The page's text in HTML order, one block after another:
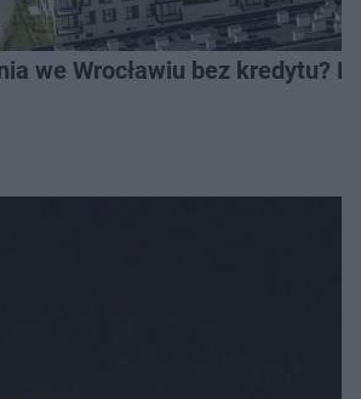
we Wrocławiu bez kredytu?